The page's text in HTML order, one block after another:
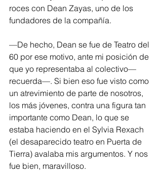
roces con Dean Zayas, uno de los
fundadores de la compañía.
—De hecho, Dean se fue de Teatro del
60 por ese motivo, ante mi posición de
que yo representaba al colectivo—
recuerda—. Si bien eso fue visto como
un atrevimiento de parte de nosotros,
los más jóvenes, contra una figura tan
importante como Dean, lo que se
estaba haciendo en el Sylvia Rexach
(el desaparecido teatro en Puerta de
Tierra) avalaba mis argumentos. Y nos
fue bien, maravilloso.